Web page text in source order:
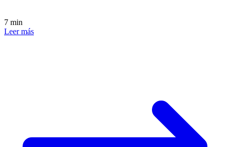
7 min
Leer más